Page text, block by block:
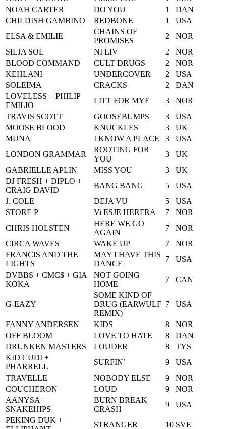
NOAH CARTER
DO YOU 1
DAN
CHILDISH GAMBINO
REDBONE 1
USA
ELSA & EMILIE
CHAINS OF
PROMISES
2
NOR
SILJA SOL
NI LIV 2
NOR
BLOOD COMMAND
CULT DRUGS 2
NOR
KEHLANI
UNDERCOVER 2
USA
SOLEIMA
CRACKS 2
DAN
LOVELESS + PHILIP
EMILIO
LITT FOR MYE 3
NOR
TRAVIS SCOTT
GOOSEBUMPS 3
USA
MOOSE BLOOD
KNUCKLES 3
UK
MUNA
I KNOW A PLACE 3
USA
LONDON GRAMMAR
ROOTING FOR
YOU
3
UK
GABRIELLE APLIN
MISS YOU 3
UK
DJ FRESH + DIPLO +
CRAIG DAVID
BANG BANG 5
USA
J. COLE
DEJA VU 5
USA
STORE P
Vi ESJE HERFRA 7
NOR
CHRIS HOLSTEN
HERE WE GO
AGAIN
7
NOR
CIRCA WAVES
WAKE UP 7
NOR
FRANCIS AND THE
LIGHTS
MAY I HAVE THIS
DANCE
7
USA
DVBBS + CMC$ + GIA
KOKA
NOT GOING
HOME
7 CAN
G-EAZY
SOME KIND OF
DRUG (EARWULF
REMIX)
7 USA
FANNY ANDERSEN KIDS 8
NOR
OFF BLOOM
LOVE TO HATE 8
DAN
DRUNKEN MASTERS
LOUDER 8
TYS
KID CUDI +
PHARRELL
SURFIN’ 9
USA
TRAVELLE
NOBODY ELSE 9
NOR
COUCHERON
LOUD 9
NOR
AANYSA +
SNAKEHIPS
BURN BREAK
CRASH
9
USA
PEKING DUK +
STRANGER 10 SVE